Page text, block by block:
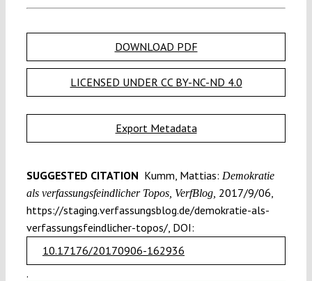
DOWNLOAD PDF
LICENSED UNDER CC BY-NC-ND 4.0
Export Metadata
SUGGESTED CITATION Kumm, Mattias: Demokratie
als verfassungs­feindlicher Topos, VerfBlog, 2017/9/06,
https://staging.verfassungsblog.de/demokratie-als-
verfassungsfeindlicher-topos/, DOI:
10.17176/20170906-162936
.